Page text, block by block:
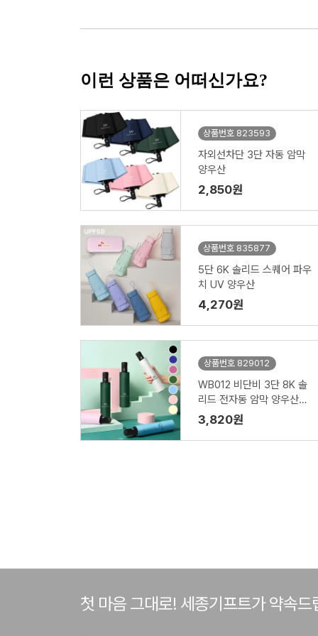
이런 상품은 어떠신가요?
상품번호 823593
자외선차단 3단 자동 암막
양우산
2,850원
상품번호 835877
5단 6K 솔리드 스퀘어 파우
치 UV 양우산
4,270원
상품번호 829012
WB012 비단비 3단 8K 솔
리드 전자동 암막 양우산
(인쇄/케이스포함)
3,820원
첫 마음 그대로! 세종기프트가 약속드